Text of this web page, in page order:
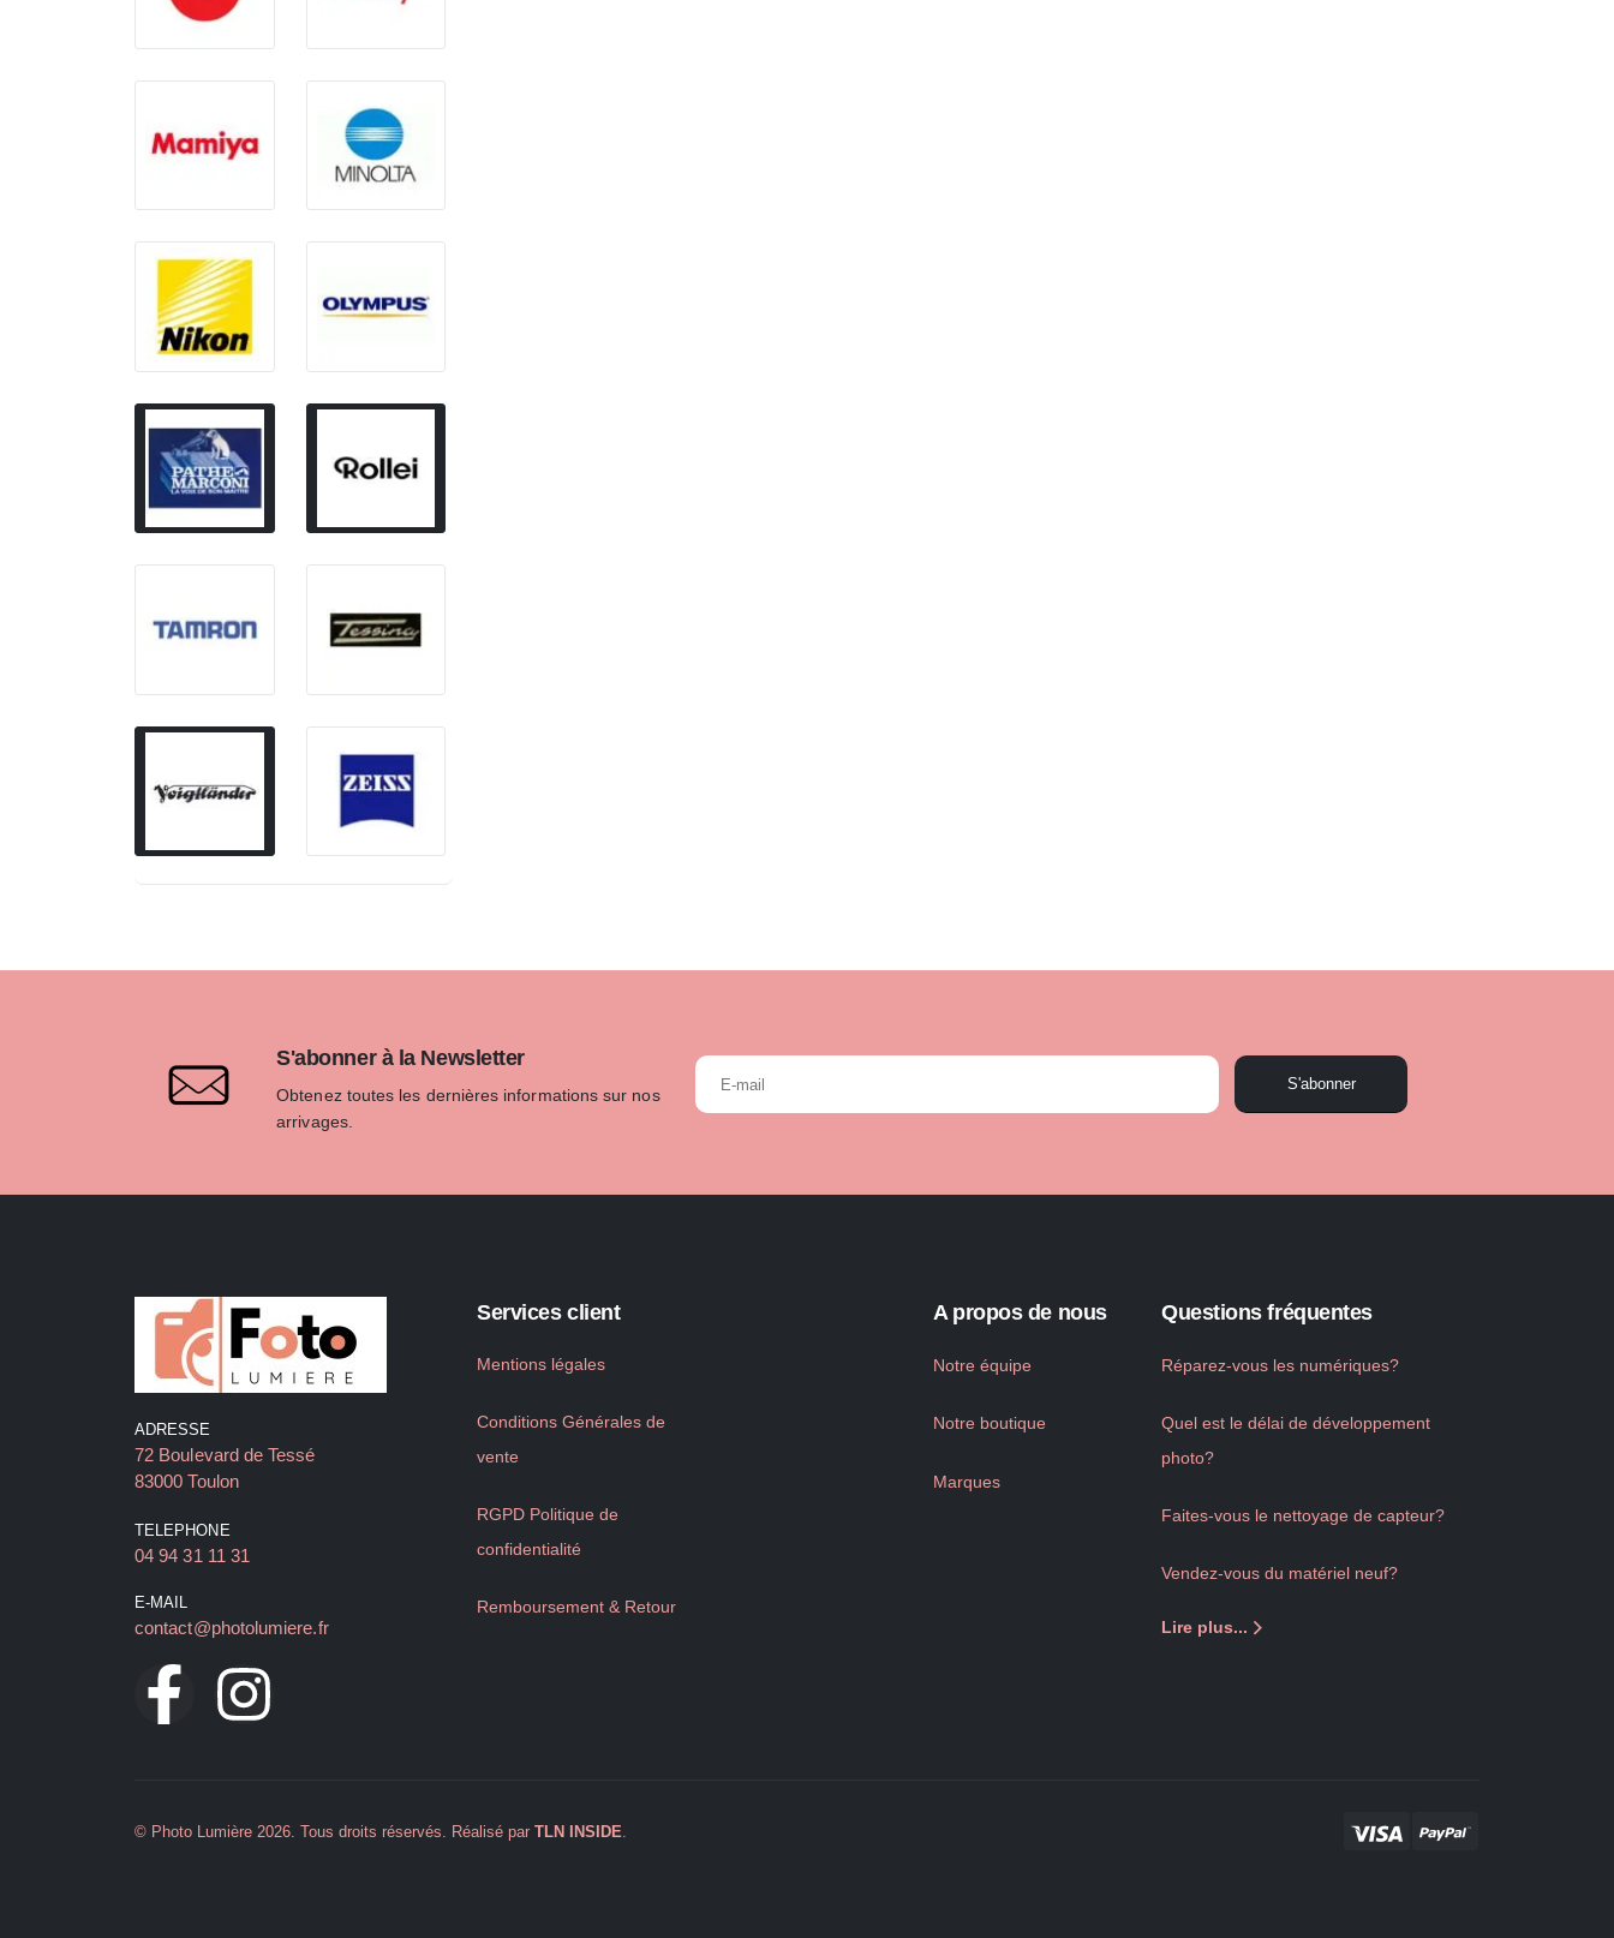
S'abonner à la Newsletter
Obtenez toutes les dernières informations sur nos
arrivages.
S'abonner
ADRESSE
72 Boulevard de Tessé
83000 Toulon
TELEPHONE
04 94 31 11 31
E-MAIL
contact@photolumiere.fr
Services client
Mentions légales
Conditions Générales de
vente
RGPD Politique de
confidentialité
Remboursement & Retour
A propos de nous
Notre équipe
Notre boutique
Marques
Questions fréquentes
Réparez-vous les numériques?
Quel est le délai de développement
photo?
Faites-vous le nettoyage de capteur?
Vendez-vous du matériel neuf?
Lire plus...
© Photo Lumière 2026. Tous droits réservés. Réalisé par TLN INSIDE.